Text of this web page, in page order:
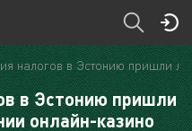
налогов в Эстонию пришли
в Эстонию пришли
онлайн-казино